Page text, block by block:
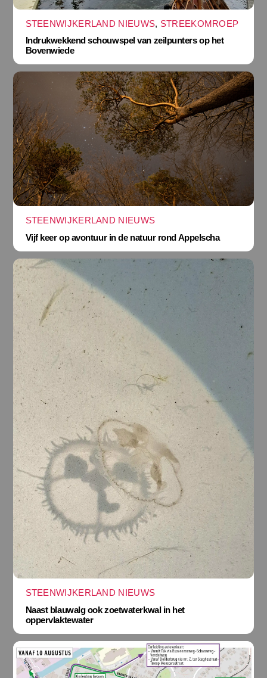
STEENWIJKERLAND NIEUWS, STREEKOMROEP
Indrukwekkend schouwspel van zeilpunters op het
Bovenwiede
STEENWIJKERLAND NIEUWS
Vijf keer op avontuur in de natuur rond Appelscha
STEENWIJKERLAND NIEUWS
Naast blauwalg ook zoetwaterkwal in het
oppervlaktewater